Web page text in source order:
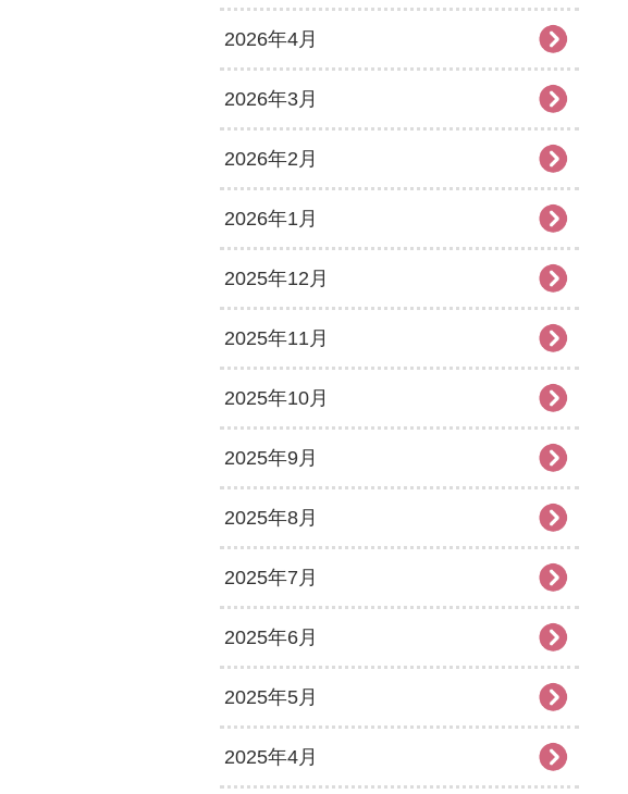
2026年4月
2026年3月
2026年2月
2026年1月
2025年12月
2025年11月
2025年10月
2025年9月
2025年8月
2025年7月
2025年6月
2025年5月
2025年4月